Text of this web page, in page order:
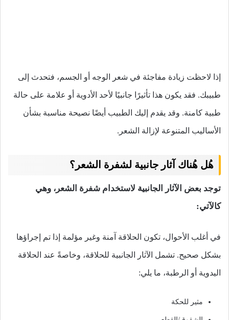
إذا لاحظت زيادة مفاجئة في شعر الوجه أو الجسم، فتحدث إلى
طبيبك. فقد يكون هذا تأثيرًا جانبيًا لأحد الأدوية أو علامة على حالة
طبية كامنة. وقد يقدم إليك الطبيب أيضًا نصيحة مناسبة بشأن
الأساليب المتنوعة لإزالة الشعر.
هُل هُناك آثار جانبية لشفرة الشعر؟
توجد بعض الآثار الجانبية لاستخدام شفرة الشعر، وهي
كالآتي:
في أغلب الأحوال، تكون الحلاقة آمنة وغير مؤلمة إذا تم إجراؤها
بشكل صحيح. تشمل الآثار الجانبية للحلاقة، وخاصةً عند الحلاقة
اليدوية أو الرطبة، ما يلي:
مثير للحكة